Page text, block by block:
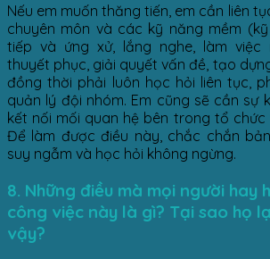
Nếu em muốn thăng tiến, em cần liên
chuyên môn và các kỹ năng mềm
tiếp và ứng xử, lắng nghe, làm việc
thuyết phục, giải quyết vấn đề, tạo
đồng thời phải luôn học hỏi liên tục,
quản lý đội nhóm. Em cũng sẽ cần sự
kết nối mối quan hệ bên trong tổ chức
Để làm được điều này, chắc chắn
suy ngẫm và học hỏi không ngừng.
8. Những điều mà mọi người hay
công việc này là gì? Tại sao họ
vậy?